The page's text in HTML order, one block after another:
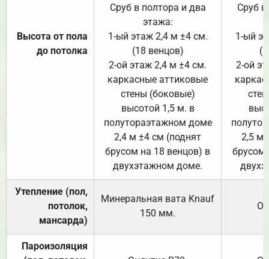
Высота от пола
до потолка
Сруб в полтора и два
этажа:
1-ый этаж 2,4 м ±4 см.
(18 венцов)
2-ой этаж 2,4 м ±4 см.
каркасные аттиковые
стены (боковые)
высотой 1,5 м. в
полутораэтажном доме
2,4 м ±4 см (поднят
брусом на 18 венцов) в
двухэтажном доме.
Сруб
1-ый
2-ой
2,5 м
брусом
Утепление (пол,
потолок,
мансарда)
Минеральная вата Knauf
150 мм.
Пароизоляция